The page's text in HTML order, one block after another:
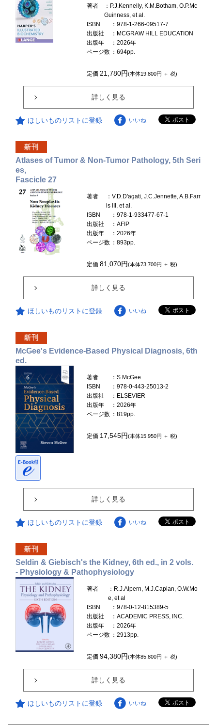
著者
：P.J.Kennelly, K.M.Botham, O.P.Mc
Guinness, et al.
ISBN
：978-1-266-09517-7
出版社
：MCGRAW HILL EDUCATION
出版年
：2026年
ページ数 ：694pp.
定価 21,780円(本体19,800円 ＋ 税)
詳しく見る
ほしいものリストに登録 いいね
Atlases of Tumor & Non-Tumor Pathology, 5th Seri
es,
Fascicle 27
著者
：V.D.D'agati, J.C.Jennette, A.B.Farr
is III, et al.
ISBN
：978-1-933477-67-1
出版社
：AFIP
出版年
：2026年
ページ数 ：893pp.
定価81,070円(本体73,700円 ＋ 税)
詳しく見る
ほしいものリストに登録 いいね
McGee's Evidence-Based Physical Diagnosis, 6th
ed.
著者
：S.McGee
ISBN
：978-0-443-25013-2
出版社
：ELSEVIER
出版年
：2026年
ページ数 ：819pp.
定価 17,545円(本体15,950円 ＋ 税)
詳しく見る
ほしいものリストに登録 いいね
Seldin & Giebisch's the Kidney, 6th ed., in 2 vols.
- Physiology & Pathophysiology
著者
：R.J.Alpern, M.J.Caplan, O.W.Mo
e, et al
ISBN
：978-0-12-815389-5
出版社
：ACADEMIC PRESS, INC.
出版年
：2026年
ページ数 ：2913pp.
定価94,380円(本体85,800円 ＋ 税)
詳しく見る
ほしいものリストに登録 いいね